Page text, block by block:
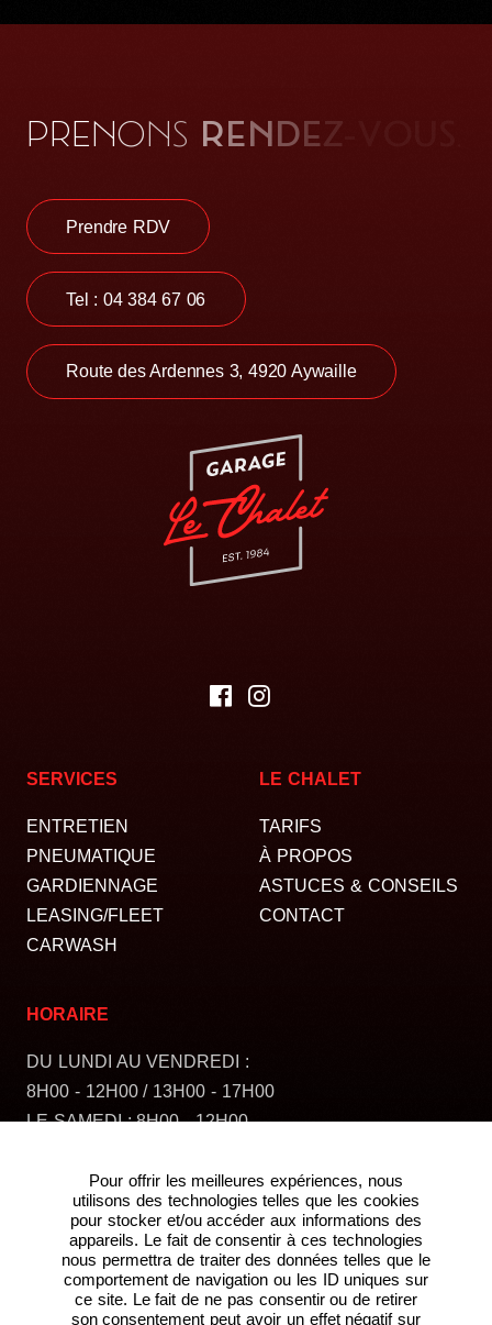
PRENONS RENDEZ
Prendre RDV
Tel : 04 384 67 06
Route des Ardennes 3, 4920 Aywaille
SERVICES
ENTRETIEN
PNEUMATIQUE
GARDIENNAGE
LEASING/FLEET
CARWASH
LE CHALET
TARIFS
À PROPOS
ASTUCES & CONSEILS
CONTACT
HORAIRE
DU LUNDI AU VENDREDI :
8H00 - 12H00 / 13H00 - 17H00
LE SAMEDI : 8H00 - 12H00
Pour offrir les meilleures expériences, nous
utilisons des technologies telles que les cookies
pour stocker et/ou accéder aux informations des
appareils. Le fait de consentir à ces technologies
nous permettra de traiter des données telles que le
comportement de navigation ou les ID uniques sur
ce site. Le fait de ne pas consentir ou de retirer
son consentement peut avoir un effet négatif sur